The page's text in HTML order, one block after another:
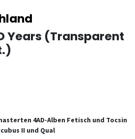
Years (Transparent
4AD-Alben Fetisch und Tocsin
II und Qual